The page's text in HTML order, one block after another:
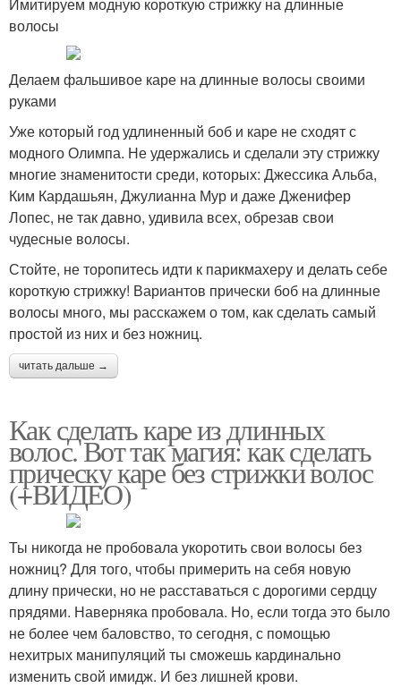
волосы
Делаем фальшивое каре на длинные волосы своими
руками
Уже который год удлиненный боб и каре не сходят с
модного Олимпа. Не удержались и сделали эту стрижку
многие знаменитости среди, которых: Джессика Альба,
Ким Кардашьян, Джулианна Мур и даже Дженифер
Лопес, не так давно, удивила всех, обрезав свои
чудесные волосы.
Стойте, не торопитесь идти к парикмахеру и делать себе
короткую стрижку! Вариантов прически боб на длинные
волосы много, мы расскажем о том, как сделать самый
простой из них и без ножниц.
читать дальше →
Как сделать каре из длинных
волос. Вот так магия: как сделать
прическу каре без стрижки волос
(+ВИДЕО)
Ты никогда не пробовала укоротить свои волосы без
ножниц? Для того, чтобы примерить на себя новую
длину прически, но не расставаться с дорогими сердцу
прядями. Наверняка пробовала. Но, если тогда это было
не более чем баловство, то сегодня, с помощью
нехитрых манипуляций ты сможешь кардинально
изменить свой имидж. И без лишней крови.